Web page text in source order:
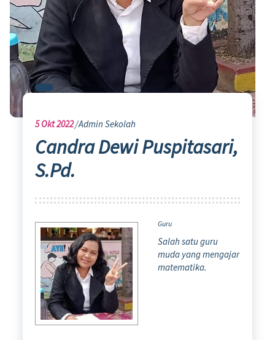
5Okt 2022 Admin Sekolah
Candra Dewi Puspitasari,
S.Pd.
Guru
Salah satu guru
muda yang mengajar
matematika.